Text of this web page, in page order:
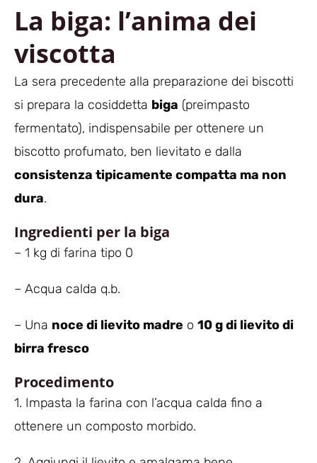
La biga: l’anima dei
viscotta
La sera precedente alla preparazione dei biscotti
si prepara la cosiddetta biga (preimpasto
fermentato), indispensabile per ottenere un
biscotto profumato, ben lievitato e dalla
consistenza tipicamente compatta ma non
dura.
Ingredienti per la biga
– 1 kg di farina tipo 0
– Acqua calda q.b.
– Una noce di lievito madre o 10 g di lievito di
birra fresco
Procedimento
1. Impasta la farina con l’acqua calda fino a
ottenere un composto morbido.